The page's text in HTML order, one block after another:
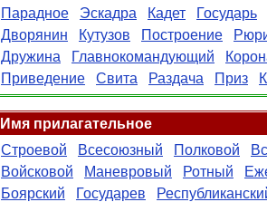
Парадное
Эскадра Кадет
Государь
Дворянин
Кутузов Построение
Дружина
Главнокомандующий
Приведение
Свита Раздача Приз
Имя прилагательное
Строевой
Всесоюзный Полковой
Войсковой
Маневровый Ротный
Боярский
Государев